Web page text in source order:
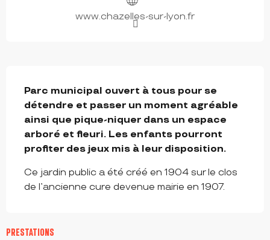
www.chazelles-sur-lyon.fr
Parc municipal ouvert à tous pour se
détendre et passer un moment agréable
ainsi que pique-niquer dans un espace
arboré et fleuri. Les enfants pourront
profiter des jeux mis à leur disposition.
Ce jardin public a été créé en 1904 sur le clos
de l’ancienne cure devenue mairie en 1907.
PRESTATIONS